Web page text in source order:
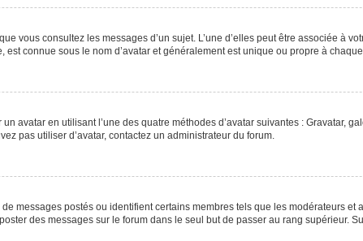
vous consultez les messages d’un sujet. L’une d’elles peut être associée à
connue sous le nom d’avatar et généralement est unique ou propre à
avatar en utilisant l’une des quatre méthodes d’avatar suivantes : Gravatar,
pas utiliser d’avatar, contactez un administrateur du forum.
messages postés ou identifient certains membres tels que les modérateurs
des messages sur le forum dans le seul but de passer au rang supérieur.